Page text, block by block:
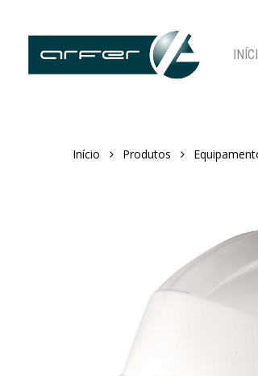
content
Início Produtos